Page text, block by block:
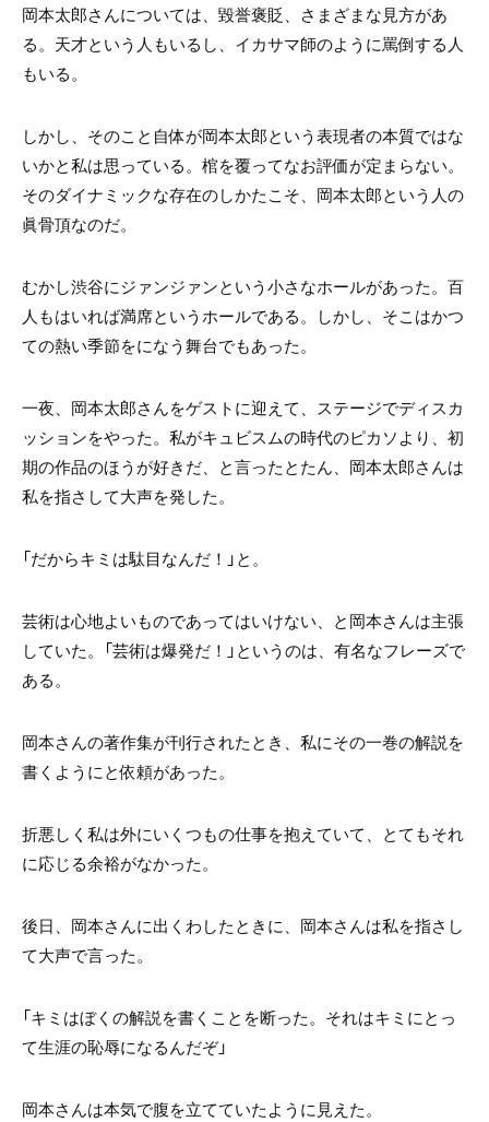
岡本太郎さんについては、毀誉褒貶、さまざまな見方があ
る。天才という人もいるし、イカサマ師のように罵倒する人
もいる。
しかし、そのこと自体が岡本太郎という表現者の本質ではな
いかと私は思っている。棺を覆ってなお評価が定まらない。
そのダイナミックな存在のしかたこそ、岡本太郎という人の
眞骨頂なのだ。
むかし渋谷にジァンジァンという小さなホールがあった。百
人もはいれば満席というホールである。しかし、そこはかつ
ての熱い季節をになう舞台でもあった。
一夜、岡本太郎さんをゲストに迎えて、ステージでディスカ
ッションをやった。私がキュビスムの時代のピカソより、初
期の作品のほうが好きだ、と言ったとたん、岡本太郎さんは
私を指さして大声を発した。
「だからキミは駄目なんだ！」と。
芸術は心地よいものであってはいけない、と岡本さんは主張
していた。「芸術は爆発だ！」というのは、有名なフレーズで
ある。
岡本さんの著作集が刊行されたとき、私にその一巻の解説を
書くようにと依頼があった。
折悪しく私は外にいくつもの仕事を抱えていて、とてもそれ
に応じる余裕がなかった。
後日、岡本さんに出くわしたときに、岡本さんは私を指さし
て大声で言った。
「キミはぼくの解説を書くことを断った。それはキミにとっ
て生涯の恥辱になるんだぞ」
岡本さんは本気で腹を立てていたように見えた。